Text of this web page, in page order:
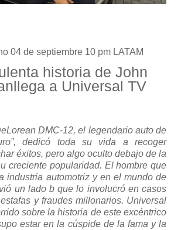
04 de septiembre 10 pm LATAM
historia de John
llega a Universal TV
DMC-12, el legendario auto de
dedicó toda su vida a recoger
éxitos, pero algo oculto debajo de la
creciente popularidad. El hombre que
industria automotriz y en el mundo de
un lado b que lo involucró en casos
y fraudes millonarios. Universal
sobre la historia de este excéntrico
estar en la cúspide de la fama y la